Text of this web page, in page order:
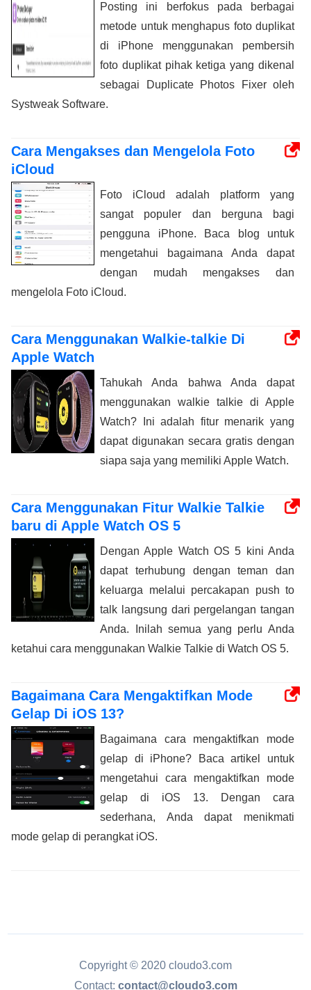
Posting ini berfokus pada berbagai
metode untuk menghapus foto duplikat
di iPhone menggunakan pembersih
foto duplikat pihak ketiga yang dikenal
sebagai Duplicate Photos Fixer oleh
Systweak Software.
Cara Mengakses dan Mengelola Foto
iCloud
Foto iCloud adalah platform yang
sangat populer dan berguna bagi
pengguna iPhone. Baca blog untuk
mengetahui bagaimana Anda dapat
dengan mudah mengakses dan
mengelola Foto iCloud.
Cara Menggunakan Walkie-talkie Di
Apple Watch
Tahukah Anda bahwa Anda dapat
menggunakan walkie talkie di Apple
Watch? Ini adalah fitur menarik yang
dapat digunakan secara gratis dengan
siapa saja yang memiliki Apple Watch.
Cara Menggunakan Fitur Walkie Talkie
baru di Apple Watch OS 5
Dengan Apple Watch OS 5 kini Anda
dapat terhubung dengan teman dan
keluarga melalui percakapan push to
talk langsung dari pergelangan tangan
Anda. Inilah semua yang perlu Anda
ketahui cara menggunakan Walkie Talkie di Watch OS 5.
Bagaimana Cara Mengaktifkan Mode
Gelap Di iOS 13?
Bagaimana cara mengaktifkan mode
gelap di iPhone? Baca artikel untuk
mengetahui cara mengaktifkan mode
gelap di iOS 13. Dengan cara
sederhana, Anda dapat menikmati
mode gelap di perangkat iOS.
Copyright © 2020 cloudo3.com
Contact: contact@cloudo3.com